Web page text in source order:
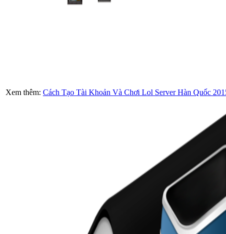
Xem thêm: Cách Tạo Tài Khoản Và Chơi Lol Server Hàn Quốc